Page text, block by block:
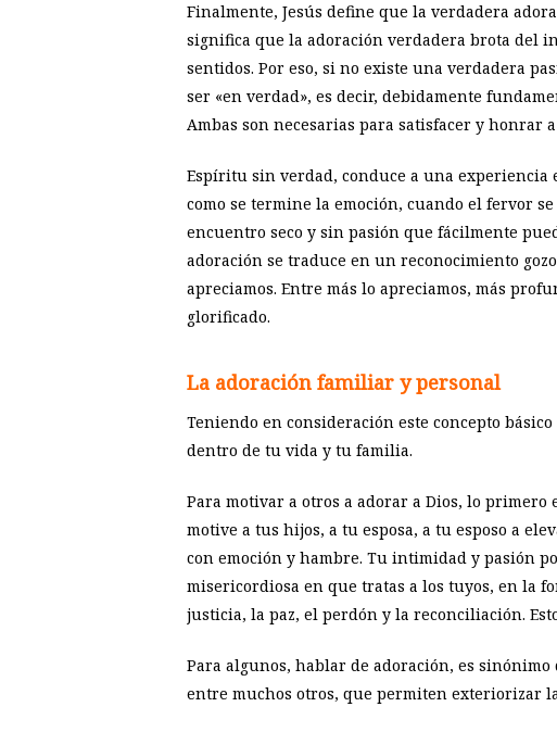
Finalmente, Jesús define que la verdadera
significa que la adoración verdadera brota del
sentidos. Por eso, si no existe una verdadera
ser «en verdad», es decir, debidamente
Ambas son necesarias para satisfacer y honrar
Espíritu sin verdad, conduce a una experiencia
como se termine la emoción, cuando el fervor
encuentro seco y sin pasión que fácilmente
adoración se traduce en un reconocimiento
apreciamos. Entre más lo apreciamos, más
glorificado.
La adoración familiar y personal
Teniendo en consideración este concepto
dentro de tu vida y tu familia.
Para motivar a otros a adorar a Dios, lo
motive a tus hijos, a tu esposa, a tu esposo a
con emoción y hambre. Tu intimidad y pasión
misericordiosa en que tratas a los tuyos, en la
justicia, la paz, el perdón y la reconciliación.
Para algunos, hablar de adoración, es
entre muchos otros, que permiten exteriorizar